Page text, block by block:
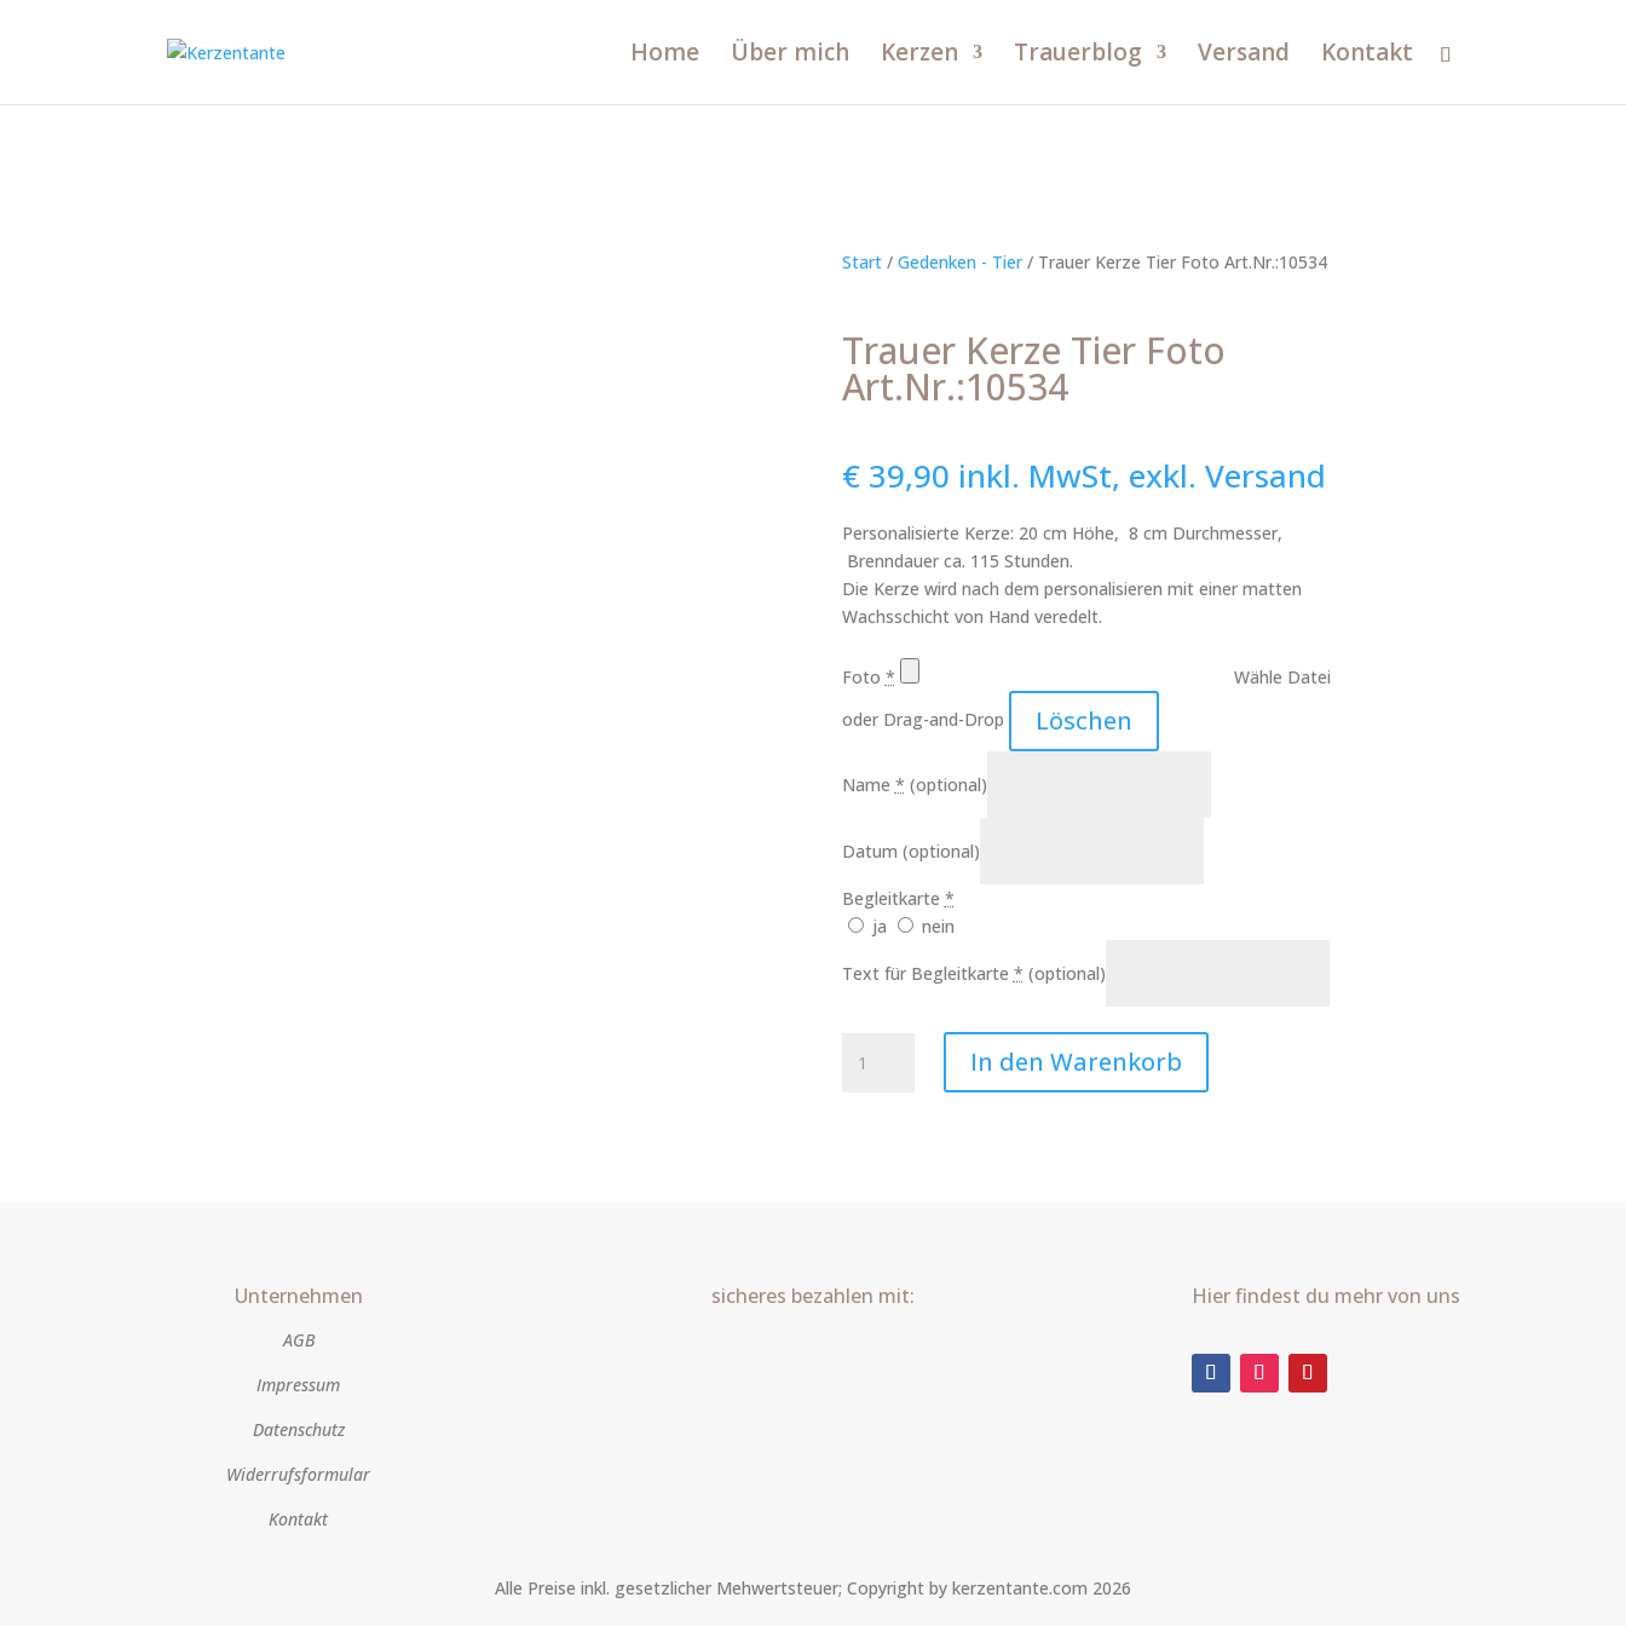
Home Über mich Kerzen Trauerblog Versand Kontakt
Start/ Gedenken - Tier/ Trauer Kerze Tier Foto Art.Nr.:10534
Trauer Kerze Tier Foto
Art.Nr.:10534
€39,90 inkl. MwSt, exkl. Versand
Personalisierte Kerze: 20 cm Höhe, 8 cm Durchmesser,
Brenndauer ca. 115 Stunden.
Die Kerze wird nach dem personalisieren mit einer matten
Wachsschicht von Hand veredelt.
Foto *
Wähle Datei
oder Drag-and-Drop
Löschen
Name * (optional)
Datum (optional)
Begleitkarte *
ja
nein
Text für Begleitkarte * (optional)
Kerze
In den Warenkorb
Unternehmen
AGB
Impressum
Datenschutz
Widerrufsformular
Kontakt
sicheres bezahlen mit: Hier findest du mehr von uns
Alle Preise inkl. gesetzlicher Mehwertsteuer; Copyright by kerzentante.com 2026